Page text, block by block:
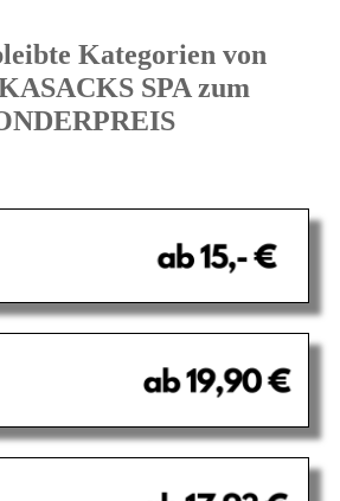
Kategorien von
SPA zum